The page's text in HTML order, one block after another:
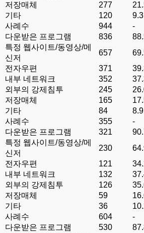
저장매체 277
기타 120
9.3
사례수 944
-
다운받은 프로그램 836
특정 웹사이트/동영상/메
신저
657
전자우편 371
내부 네트워크 352
외부의 강제침투 245
저장매체 165
기타 84
8.9
사례수 355
-
다운받은 프로그램 321
특정 웹사이트/동영상/메
신저
230
전자우편 121
내부 네트워크 132
외부의 강제침투 126
저장매체 59
기타 36
사례수 604
-
다운받은 프로그램 530